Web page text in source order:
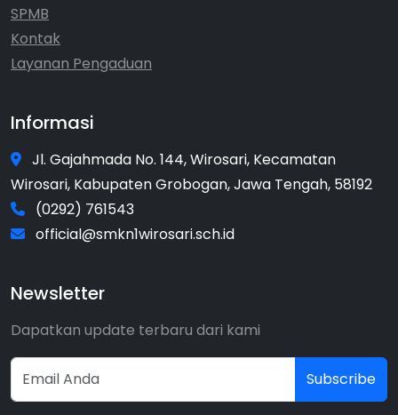
SPMB
Kontak
Layanan Pengaduan
Informasi
Jl. Gajahmada No. 144, Wirosari, Kecamatan
Wirosari, Kabupaten Grobogan, Jawa Tengah, 58192
(0292) 761543
official@smkn1wirosari.sch.id
Newsletter
Dapatkan update terbaru dari kami
Subscribe